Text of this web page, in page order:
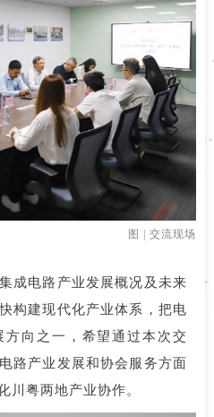
图 | 交流现场
成电路产业发展概况及未来
构建现代化产业体系，把电
向之一，希望通过本次交
路产业发展和协会服务方面
川粤两地产业协作。